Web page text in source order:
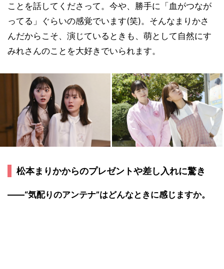
ことを話してくださって。今や、勝手に「血がつなが
ってる」ぐらいの感覚でいます(笑)。そんなまりかさ
んだからこそ、演じているときも、萌として自然にす
みれさんのことを大好きでいられます。
松本まりかからのプレゼントや差し入れに驚き
――“気配りのアンテナ”はどんなときに感じますか。